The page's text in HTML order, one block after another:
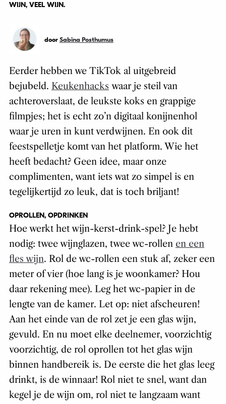
WIJN, VEEL WIJN.
door Sabina Posthumus
Eerder hebben we TikTok al uitgebreid
bejubeld. Keukenhacks waar je steil van
achteroverslaat, de leukste koks en grappige
filmpjes; het is echt zo’n digitaal konijnenhol
waar je uren in kunt verdwijnen. En ook dit
feestspelletje komt van het platform. Wie het
heeft bedacht? Geen idee, maar onze
complimenten, want iets wat zo simpel is en
tegelijkertijd zo leuk, dat is toch briljant!
OPROLLEN, OPDRINKEN
Hoe werkt het wijn-kerst-drink-spel? Je hebt
nodig: twee wijnglazen, twee wc-rollen en een
fles wijn. Rol de wc-rollen een stuk af, zeker een
meter of vier (hoe lang is je woonkamer? Hou
daar rekening mee). Leg het wc-papier in de
lengte van de kamer. Let op: niet afscheuren!
Aan het einde van de rol zet je een glas wijn,
gevuld. En nu moet elke deelnemer, voorzichtig
voorzichtig, de rol oprollen tot het glas wijn
binnen handbereik is. De eerste die het glas leeg
drinkt, is de winnaar! Rol niet te snel, want dan
kegel je de wijn om, rol niet te langzaam want